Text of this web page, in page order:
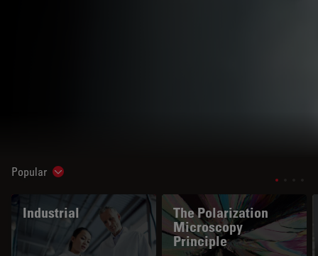
Popular Show subnavigation
Industrial
The Polarization
Microscopy
Principle